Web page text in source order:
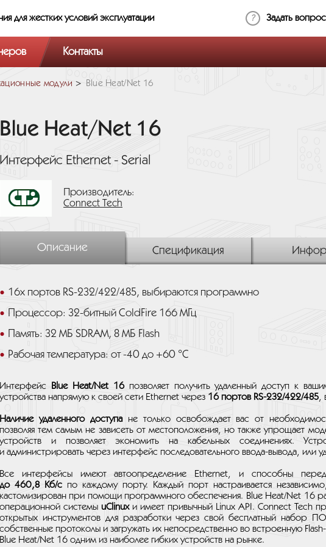
для жестких условий эксплуатации Задать вопрос
Контакты
модули Blue Heat/Net 16
Blue Heat/Net 16
Интерфейс Ethernet - Serial
Производитель:
Connect Tech
Описание Спецификация
16x портов RS-232/422/485, выбираются программно
Процессор: 32-битный ColdFire 166 МГц
Память: 32 МБ SDRAM, 8 МБ Flash
Рабочая температура: от -40 до +60 °C
Интерфейс Blue Heat/Net 16позволяет получить удаленный доступ к
устройства напрямую к своей сети Ethernet через 16 портов RS-232/422/485,
Наличие удаленного доступане только освобождает вас от
позволяя тем самым не зависеть от местоположения, но также упрощает
устройств и позволяет экономить на кабельных соединениях.
и администрировать через интерфейс последовательного ввода-вывода, или
Все интерфейсы имеют автоопределение Ethernet, и способны
до 460,8 Кб/с по каждому порту. Каждый порт настраивается
кастомизирован при помощи программного обеспечения. Blue Heat/Net 16
операционной системы uClinuxи имеет привычный Linux API. Connect Tech
открытых инструментов для разработки через свой бесплатный набор
собственные протоколы и загружать их непосредственно во встроенную
Blue Heat/Net 16 одним из наиболее гибких устройств на рынке.